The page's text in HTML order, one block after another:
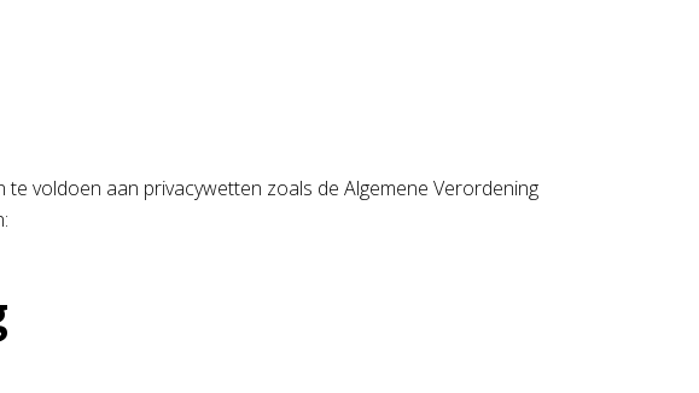
voldoen aan privacywetten zoals de Algemene Verordening